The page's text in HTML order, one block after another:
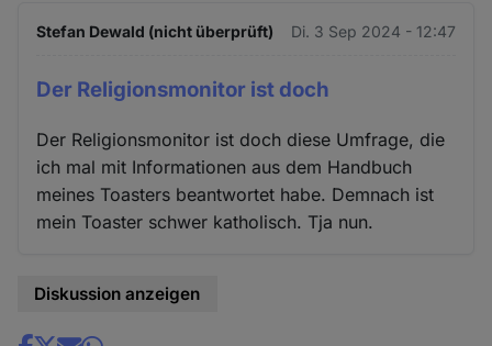
Stefan Dewald (nicht überprüft) Di. 3 Sep 2024 - 12:47
Der Religionsmonitor ist doch
Der Religionsmonitor ist doch diese Umfrage, die
ich mal mit Informationen aus dem Handbuch
meines Toasters beantwortet habe. Demnach ist
mein Toaster schwer katholisch. Tja nun.
Diskussion anzeigen